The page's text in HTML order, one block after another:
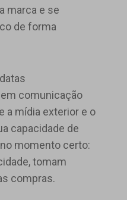
marca e se
de forma
comunicação
a mídia exterior e o
capacidade de
momento certo:
tomam
compras.